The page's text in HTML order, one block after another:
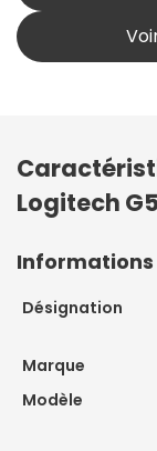
Logitech
Désignation
Marque
Modèle